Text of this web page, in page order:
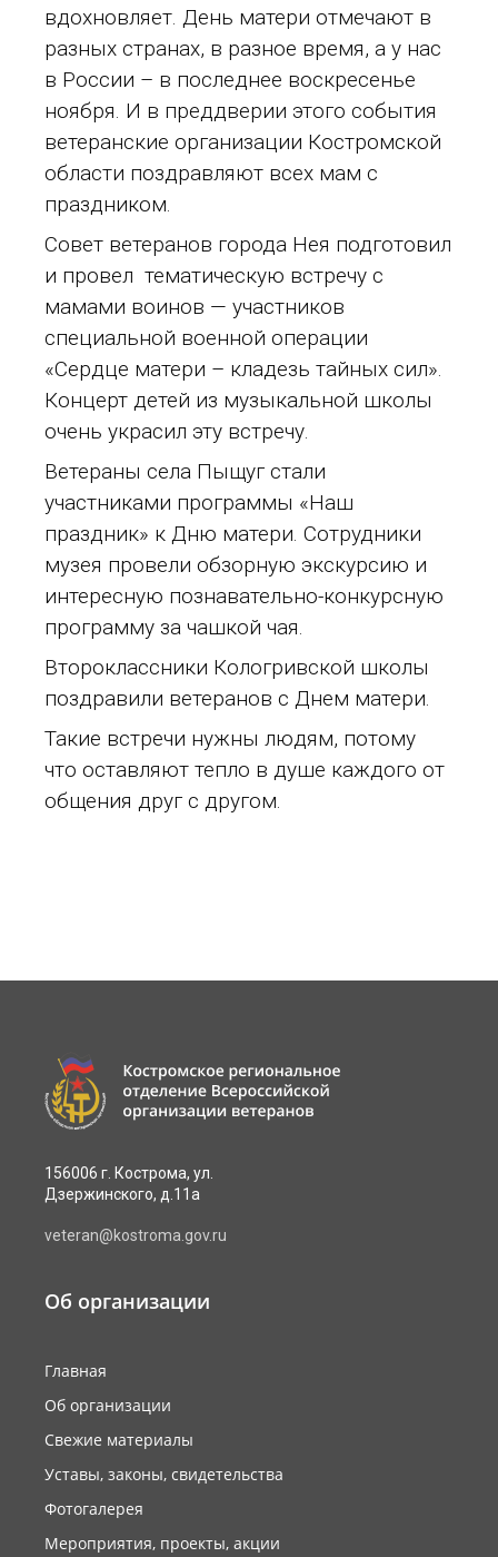
вдохновляет. День матери отмечают в
разных странах, в разное время, а у нас
в России – в последнее воскресенье
ноября. И в преддверии этого события
ветеранские организации Костромской
области поздравляют всех мам с
праздником.
Совет ветеранов города Нея подготовил
и провел тематическую встречу с
мамами воинов — участников
специальной военной операции
«Сердце матери – кладезь тайных сил».
Концерт детей из музыкальной школы
очень украсил эту встречу.
Ветераны села Пыщуг стали
участниками программы «Наш
праздник» к Дню матери. Сотрудники
музея провели обзорную экскурсию и
интересную познавательно-конкурсную
программу за чашкой чая.
Второклассники Кологривской школы
поздравили ветеранов с Днем матери.
Такие встречи нужны людям, потому
что оставляют тепло в душе каждого от
общения друг с другом.
156006 г. Кострома, ул.
Дзержинского, д.11а
veteran@kostroma.gov.ru
Об организации
Главная
Об организации
Свежие материалы
Уставы, законы, свидетельства
Фотогалерея
Мероприятия, проекты, акции